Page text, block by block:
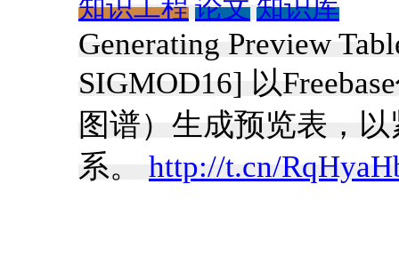
知识工程 论文 知识库
Generating Preview
SIGMOD16] 以
图谱）生成预览表，
系。 http://t.cn/